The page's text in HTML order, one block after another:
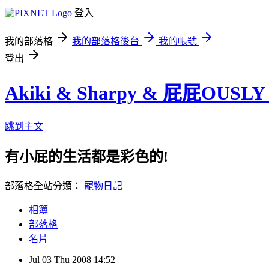
登入
我的部落格 我的部落格後台
我的帳號
登出
Akiki & Sharpy & 屁屁OUSLY
跳到主文
有小屁的生活都是彩色的!
部落格全站分類： 寵物日記
相簿
部落格
名片
Jul 03 Thu 2008 14:52